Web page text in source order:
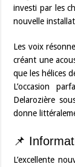
investi par les
nouvelle
Les voix
créant une
que les hélices
L’occasion
Delarozière
donne
📌
L’excellente